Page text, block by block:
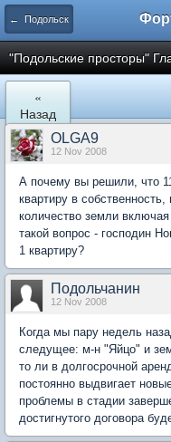
← Подольск
"Подольские просторы"
«
Назад
OLGA9
12 Nov 2008
А почему вы решили, что
квартиру в
количество земли
такой вопрос - господин
1 квартиру?
Подольчанин
12 Nov 2008
Когда мы пару недель
следущее: м-н "Яйцо" и
то ли в долгосрочной
постоянно выдвигает
проблемы в стадии
достигнутого договора